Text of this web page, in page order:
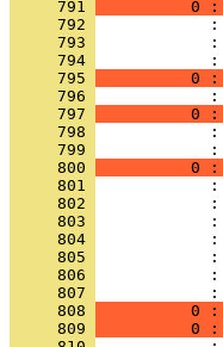
     791
0
     792
     793
     794
     795
0
     796
     797
0
     798
:
     799
     800
0
     801
     802
     803
     804
     805
     806
     807
     808
0
     809
0